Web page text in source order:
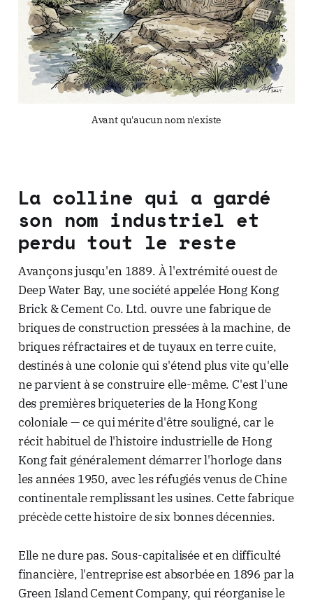
Avant qu'aucun nom n'existe
La colline qui a gardé
son nom industriel et
perdu tout le reste
Avançons jusqu'en 1889. À l'extrémité ouest de
Deep Water Bay, une société appelée Hong Kong
Brick & Cement Co. Ltd. ouvre une fabrique de
briques de construction pressées à la machine, de
briques réfractaires et de tuyaux en terre cuite,
destinés à une colonie qui s'étend plus vite qu'elle
ne parvient à se construire elle-même. C'est l'une
des premières briqueteries de la Hong Kong
coloniale — ce qui mérite d'être souligné, car le
récit habituel de l'histoire industrielle de Hong
Kong fait généralement démarrer l'horloge dans
les années 1950, avec les réfugiés venus de Chine
continentale remplissant les usines. Cette fabrique
précède cette histoire de six bonnes décennies.
Elle ne dure pas. Sous-capitalisée et en difficulté
financière, l'entreprise est absorbée en 1896 par la
Green Island Cement Company, qui réorganise le